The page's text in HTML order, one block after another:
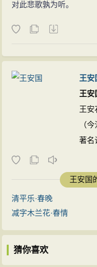
对此悲歌孰为听。
王安
王安
王安
（
著名
文思
通，
文
王安国
清平乐·春晚
减字木兰花·春情
猜你喜欢